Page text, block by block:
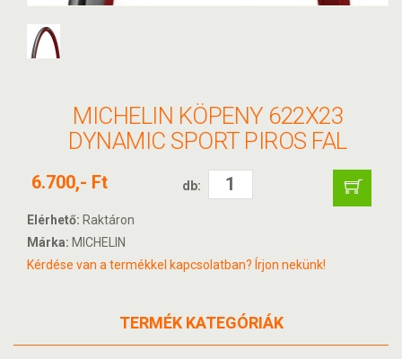
MICHELIN KÖPENY 622X23
DYNAMIC SPORT PIROS FAL
6.700,- Ft db:
Elérhető: Raktáron
Márka: MICHELIN
Kérdése van a termékkel kapcsolatban? Írjon nekünk!
TERMÉK KATEGÓRIÁK